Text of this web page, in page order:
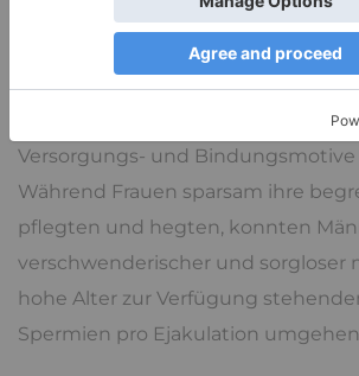
ihnen nicht selten schon bei der
und entließen sie in eine
von Partner oder dem
Logischerweise lagen deshalb bei
Versorgungs- und Bindungsmotive
Während Frauen sparsam ihre
pflegten und hegten, konnten
verschwenderischer und sorgloser
hohe Alter zur Verfügung
Spermien pro Ejakulation